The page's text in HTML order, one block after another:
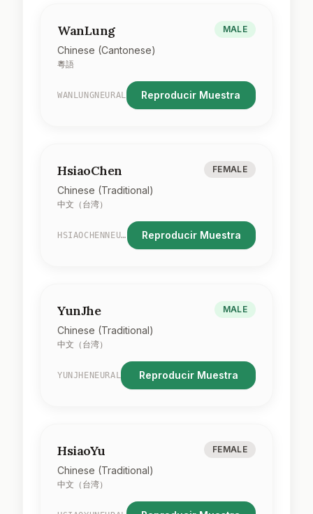
WanLung
Chinese (Cantonese)
粵語
MALE
WANLUNGNEURAL Reproducir Muestra
HsiaoChen
Chinese (Traditional)
中文（台湾）
FEMALE
HSIAOCHENNEURAL Reproducir Muestra
YunJhe
Chinese (Traditional)
中文（台湾）
MALE
YUNJHENEURAL Reproducir Muestra
HsiaoYu
Chinese (Traditional)
中文（台湾）
FEMALE